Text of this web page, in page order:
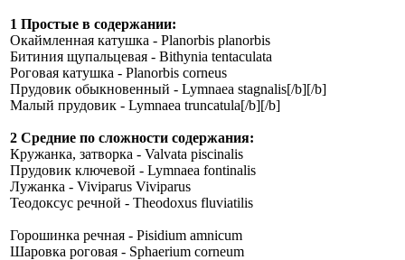
1 Простые в содержании:
Окаймленная катушка - Planorbis planorbis
Битиния щупальцевая - Bithynia tentaculata
Роговая катушка - Planorbis corneus
Прудовик обыкновенный - Lymnaea stagnalis[/b][/b]
Малый прудовик - Lymnaea truncatula[/b][/b]
2 Средние по сложности содержания:
Кружанка, затворка - Valvata piscinalis
Прудовик ключевой - Lymnaea fontinalis
Лужанка - Viviparus Viviparus
Теодоксус речной - Theodoxus fluviatilis
Горошинка речная - Pisidium amnicum
Шаровка роговая - Sphaerium corneum